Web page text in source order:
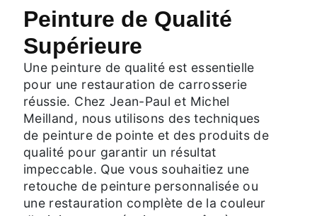
Peinture de Qualité
Supérieure
Une peinture de qualité est essentielle
pour une restauration de carrosserie
réussie. Chez Jean-Paul et Michel
Meilland, nous utilisons des techniques
de peinture de pointe et des produits de
qualité pour garantir un résultat
impeccable. Que vous souhaitiez une
retouche de peinture personnalisée ou
une restauration complète de la couleur